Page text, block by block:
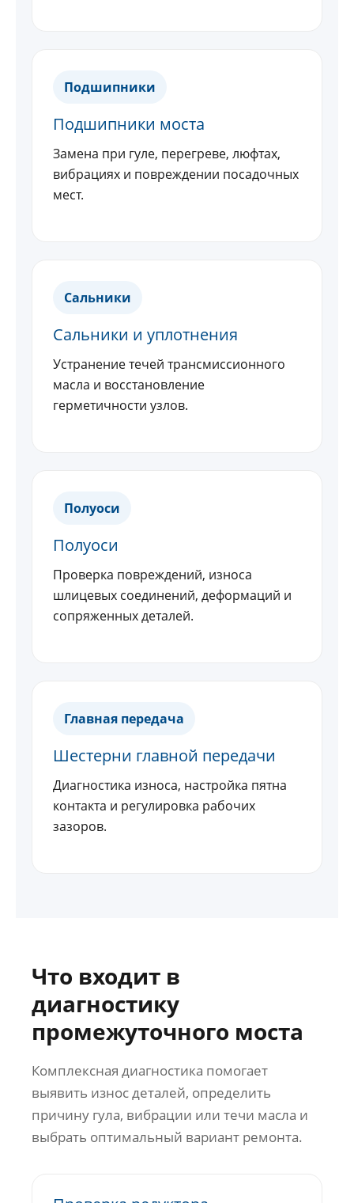
Подшипники
Подшипники моста
Замена при гуле, перегреве, люфтах,
вибрациях и повреждении посадочных
мест.
Сальники
Сальники и уплотнения
Устранение течей трансмиссионного
масла и восстановление
герметичности узлов.
Полуоси
Полуоси
Проверка повреждений, износа
шлицевых соединений, деформаций и
сопряженных деталей.
Главная передача
Шестерни главной передачи
Диагностика износа, настройка пятна
контакта и регулировка рабочих
зазоров.
Что входит в
диагностику
промежуточного моста
Комплексная диагностика помогает
выявить износ деталей, определить
причину гула, вибрации или течи масла и
выбрать оптимальный вариант ремонта.